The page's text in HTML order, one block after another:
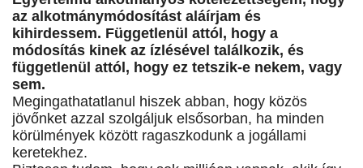
az alkotmánymódosítást aláírjam és
kihirdessem. Függetlenül attól, hogy a
módosítás kinek az ízlésével találkozik, és
függetlenül attól, hogy ez tetszik-e nekem, vagy
sem.
Megingathatatlanul hiszek abban, hogy közös
jövőnket azzal szolgáljuk elsősorban, ha minden
körülmények között ragaszkodunk a jogállami
keretekhez.